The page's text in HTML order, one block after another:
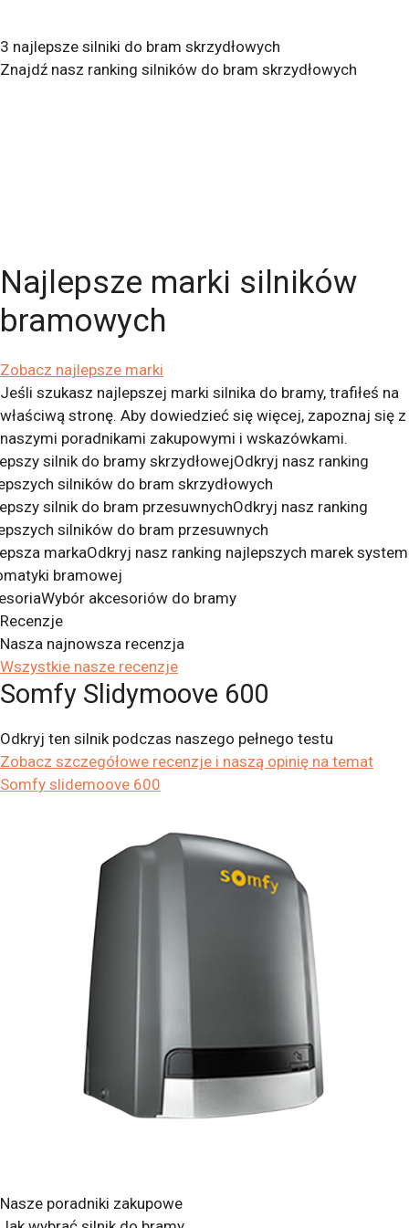
3 najlepsze silniki do bram skrzydłowych
Znajdź nasz ranking silników do bram skrzydłowych
Najlepsze marki silników
bramowych
Zobacz najlepsze marki
Jeśli szukasz najlepszej marki silnika do bramy, trafiłeś na
właściwą stronę. Aby dowiedzieć się więcej, zapoznaj się z
naszymi poradnikami zakupowymi i wskazówkami.
silnik do bramy skrzydłowejOdkryj nasz ranking
silników do bram skrzydłowych
silnik do bram przesuwnychOdkryj nasz ranking
silników do bram przesuwnych
markaOdkryj nasz ranking najlepszych marek
bramowej
Wybór akcesoriów do bramy
Recenzje
Nasza najnowsza recenzja
Wszystkie nasze recenzje
Somfy Slidymoove 600
Odkryj ten silnik podczas naszego pełnego testu
Zobacz szczegółowe recenzje i naszą opinię na temat
Somfy slidemoove 600
Nasze poradniki zakupowe